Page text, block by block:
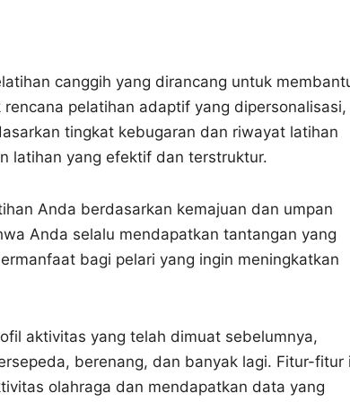
canggih yang dirancang untuk
pelatihan adaptif yang dipersonalisasi,
tingkat kebugaran dan riwayat latihan
latihan yang efektif dan terstruktur.
Anda berdasarkan kemajuan dan umpan
Anda selalu mendapatkan tantangan yang
bagi pelari yang ingin meningkatkan
aktivitas yang telah dimuat sebelumnya,
berenang, dan banyak lagi. Fitur-fitur
olahraga dan mendapatkan data yang